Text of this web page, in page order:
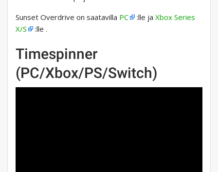
Sunset Overdrive on saatavilla PC :lle ja Xbox Series
X/S
:lle .
Timespinner
(PC/Xbox/PS/Switch)